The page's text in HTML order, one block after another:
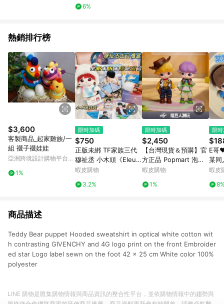
6%
熱銷排行榜
$3,600
客製商品_起家雞族/一
組 襪子襪娃娃
亞洲跨境設計購物平台
1%
限時加碼
$750
正版未綁 TF家族三代
穆祉丞 小木頭《Eleut
heria Baby》20cm棉
恩仔 生日
蝦皮購物
3.2%
限時加碼
$2,450
【台灣現貨＆預購】官
方正品 Popmart 泡泡
瑪特 DIMOO 玩具總動
仔娃娃禮物情人節
蝦皮購物
1%
限
E哥
某同
娃娃
蝦皮
商品描述
Teddy Bear puppet Hooded sweatshirt in optical white cotton wit
h contrasting GIVENCHY and 4G logo print on the front Embroider
ed star Logo label sewn on the foot 42 x 25 cm White color 100%
polyester
LINE 購物是匯集購物情報與商品資訊的整合性平台，並依購物情報中的趨勢與